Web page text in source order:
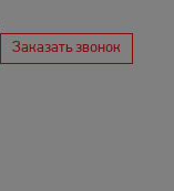
Заказать звонок